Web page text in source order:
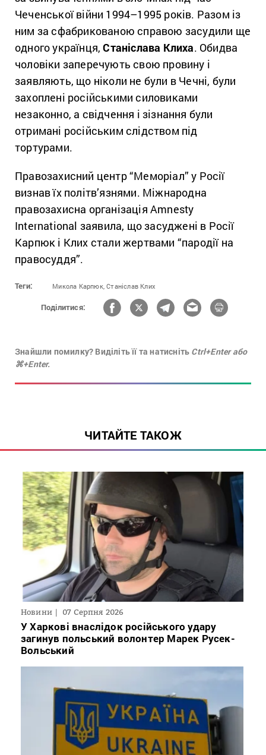
Чеченської війни 1994–1995 років. Разом із
ним за сфабрикованою справою засудили ще
одного українця,Станіслава Клиха. Обидва
чоловіки заперечують свою провину і
заявляють, що ніколи не були в Чечні, були
захоплені російськими силовиками
незаконно, а свідчення і зізнання були
отримані російським слідством під
тортурами.
Правозахисний центр “Меморіал” у Росії
визнав їх політв’язнями. Міжнародна
правозахисна організація Amnesty
International заявила, що засуджені в Росії
Карпюк і Клих стали жертвами “пародії на
правосуддя”.
Теги: Микола Карпюк, Станіслав Клих
Поділитися:
Знайшли помилку? Виділіть її та натисніть Ctrl+Enter або
⌘+Enter.
ЧИТАЙТЕ ТАКОЖ
Новини 07 Серпня 2026
У Харкові внаслідок російського удару
загинув польський волонтер Марек Русек-
Вольський